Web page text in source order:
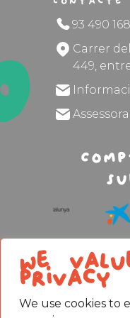
We
privacy
We use cookies to
93 490
Carrer
449,